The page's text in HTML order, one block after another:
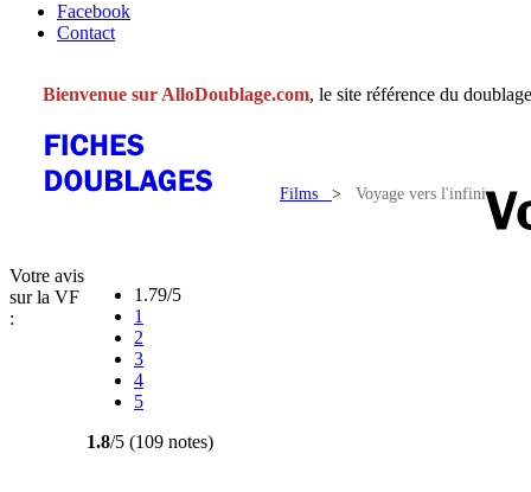
Facebook
Contact
Bienvenue sur AlloDoublage.com, le site référence du
Films > Voyage vers l'infini
Votre avis
sur la VF
:
1.79/5
1
2
3
4
5
1.8/5 (109 notes)